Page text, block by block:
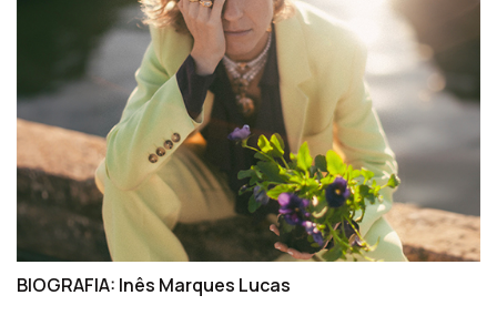
BIOGRAFIA: Inês Marques Lucas